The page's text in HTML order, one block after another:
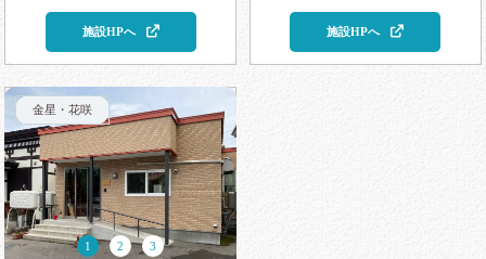
施設HPへ 施設HPへ
金星・花咲
1 2 3